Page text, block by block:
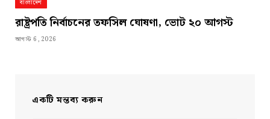
বাংলাদেশ
রাষ্ট্রপতি নির্বাচনের তফসিল ঘোষণা, ভোট ২০ আগস্ট
আগস্ট 6, 2026
একটি মন্তব্য করুন